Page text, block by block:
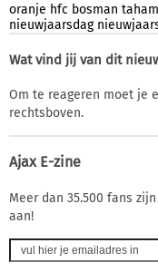
oranje hfc bosman
nieuwjaarsdag
Wat vind jij van dit
Om te reageren moet je
rechtsboven.
Ajax E-zine
Meer dan 35.500 fans
aan!